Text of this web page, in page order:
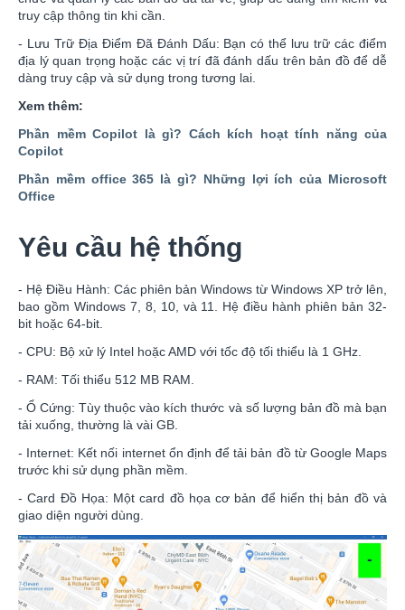
truy cập thông tin khi cần.
- Lưu Trữ Địa Điểm Đã Đánh Dấu: Bạn có thể lưu trữ các điểm
địa lý quan trọng hoặc các vị trí đã đánh dấu trên bản đồ để dễ
dàng truy cập và sử dụng trong tương lai.
Xem thêm:
Phần mềm Copilot là gì? Cách kích hoạt tính năng của
Copilot
Phần mềm office 365 là gì? Những lợi ích của Microsoft
Office
Yêu cầu hệ thống
- Hệ Điều Hành: Các phiên bản Windows từ Windows XP trở lên,
bao gồm Windows 7, 8, 10, và 11. Hệ điều hành phiên bản 32-
bit hoặc 64-bit.
- CPU: Bộ xử lý Intel hoặc AMD với tốc độ tối thiểu là 1 GHz.
- RAM: Tối thiểu 512 MB RAM.
- Ổ Cứng: Tùy thuộc vào kích thước và số lượng bản đồ mà bạn
tải xuống, thường là vài GB.
- Internet: Kết nối internet ổn định để tải bản đồ từ Google Maps
trước khi sử dụng phần mềm.
- Card Đồ Họa: Một card đồ họa cơ bản để hiển thị bản đồ và
giao diện người dùng.